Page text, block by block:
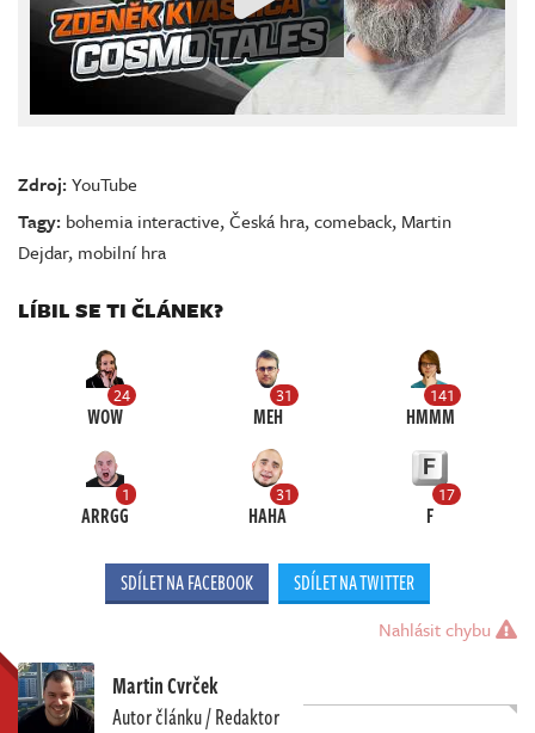
Zdroj:YouTube
Tagy: bohemia interactive,Česká hra,comeback, Martin
Dejdar, mobilní hra
LÍBIL SE TI ČLÁNEK?
24
WOW
31
MEH
141
HMMM
1
ARRGG
31
HAHA
17
F
SDÍLET NA FACEBOOK SDÍLET NA TWITTER
Nahlásit chybu
Martin Cvrček
Autor článku / Redaktor